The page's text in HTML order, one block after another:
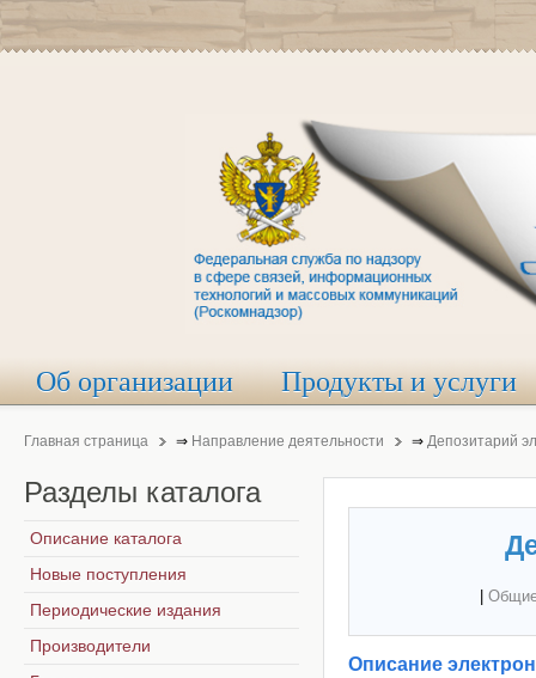
Об организации Продукты и услуги
Главная страница ⇒ Направление деятельности ⇒ Депозитарий
Описание
Разделы каталога
Описание каталога
Новые поступления
Периодические издания
Производители